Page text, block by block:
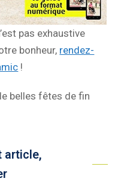
pas exhaustive
bonheur, rendez-
!
belles fêtes de fin
article,